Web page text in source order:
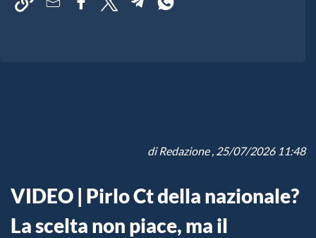
diRedazione, 25/07/2026 11:48
VIDEO | Pirlo Ct della nazionale?
La scelta non piace, ma il